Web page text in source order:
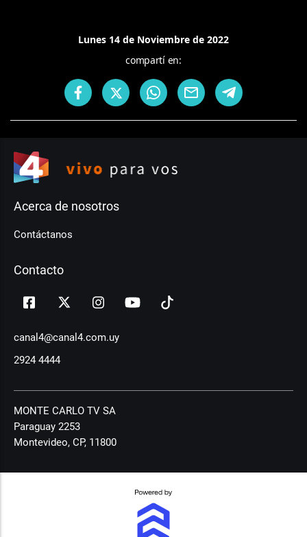
Lunes 14 de Noviembre de 2022
compartí en:
Acerca de nosotros
Contáctanos
Contacto
canal4@canal4.com.uy
2924 4444
MONTE CARLO TV SA
Paraguay 2253
Montevideo, CP, 11800